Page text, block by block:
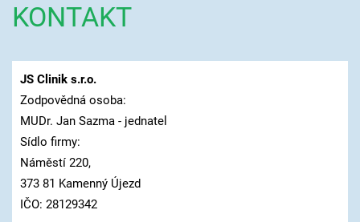
KONTAKT
JS Clinik s.r.o.
Zodpovědná osoba:
MUDr. Jan Sazma - jednatel
Sídlo firmy:
Náměstí 220,
373 81 Kamenný Újezd
IČO: 28129342